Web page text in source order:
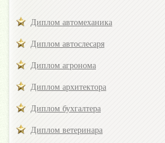
Диплом автомеханика
Диплом автослесаря
Диплом агронома
Диплом архитектора
Диплом бухгалтера
Диплом ветеринара